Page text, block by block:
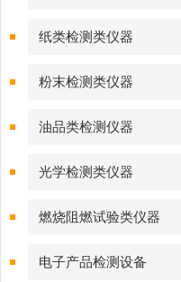
纸类检测类仪器
粉末检测类仪器
油品类检测仪器
光学检测类仪器
燃烧阻燃试验类仪器
电子产品检测设备